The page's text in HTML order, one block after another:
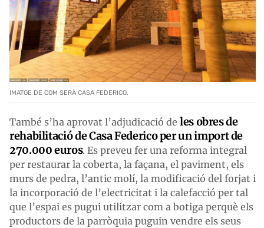
IMATGE DE COM SERÀ CASA FEDERICO.
També s’ha aprovat l’adjudicació de les obres de
rehabilitació de Casa Federico per un import de
270.000 euros. Es preveu fer una reforma integral
per restaurar la coberta, la façana, el paviment, els
murs de pedra, l’antic molí, la modificació del forjat i
la incorporació de l’electricitat i la calefacció per tal
que l’espai es pugui utilitzar com a botiga perquè els
productors de la parròquia puguin vendre els seus